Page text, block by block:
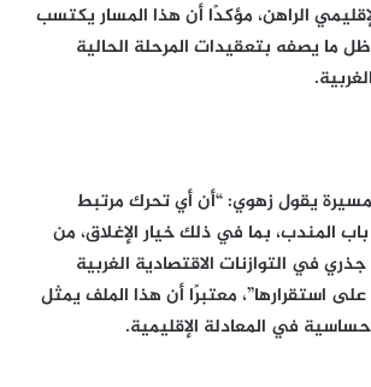
الراهن، مؤكدًا أن هذا المسار يكتسب
ما يصفه بتعقيدات المرحلة الحالية
يقول زهوي: “أن أي تحرك مرتبط
المندب، بما في ذلك خيار الإغلاق، من
في التوازنات الاقتصادية الغربية
على استقرارها”، معتبرًا أن هذا الملف يمثل
في المعادلة الإقليمية.